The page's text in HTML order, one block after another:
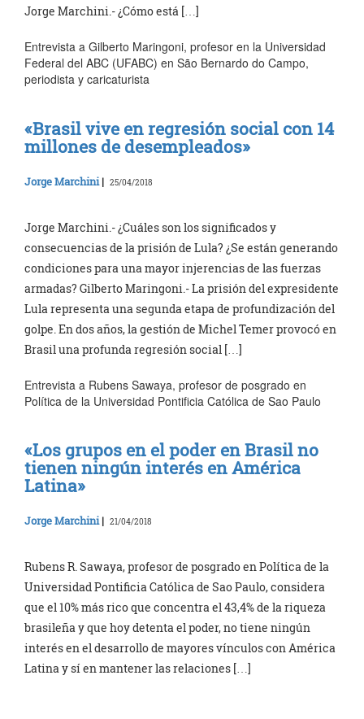
Jorge Marchini.- ¿Cómo está […]
Entrevista a Gilberto Maringoni, profesor en la Universidad
Federal del ABC (UFABC) en São Bernardo do Campo,
periodista y caricaturista
«Brasil vive en regresión social con 14
millones de desempleados»
Jorge Marchini| 25/04/2018
Jorge Marchini.- ¿Cuáles son los significados y
consecuencias de la prisión de Lula? ¿Se están generando
condiciones para una mayor injerencias de las fuerzas
armadas? Gilberto Maringoni.- La prisión del expresidente
Lula representa una segunda etapa de profundización del
golpe. En dos años, la gestión de Michel Temer provocó en
Brasil una profunda regresión social […]
Entrevista a Rubens Sawaya, profesor de posgrado en
Política de la Universidad Pontificia Católica de Sao Paulo
«Los grupos en el poder en Brasil no
tienen ningún interés en América
Latina»
Jorge Marchini| 21/04/2018
Rubens R. Sawaya, profesor de posgrado en Política de la
Universidad Pontificia Católica de Sao Paulo, considera
que el 10% más rico que concentra el 43,4% de la riqueza
brasileña y que hoy detenta el poder, no tiene ningún
interés en el desarrollo de ​mayores vínculos con América
Latina y sí en mantener las relaciones […]